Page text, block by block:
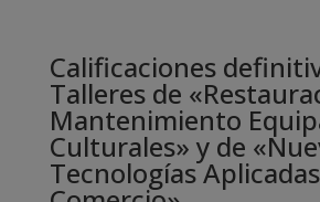
Calificaciones
Talleres de
Mantenimiento
Culturales» y de
Tecnologías